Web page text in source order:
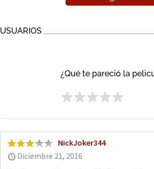
USUARIOS
¿Qué te pareció la
NickJoker344
Diciembre 21, 2016